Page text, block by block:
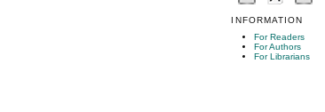
INFORMATION
For Readers
For Authors
For Librarians